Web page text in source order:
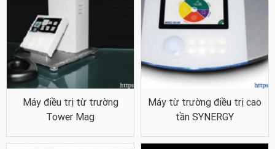
Máy điều trị từ trường
Tower Mag
Máy từ trường điều trị cao
tần SYNERGY